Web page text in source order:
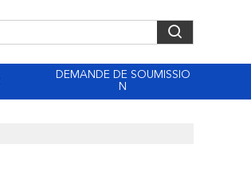
DEMANDE DE SOUMISSIO
N